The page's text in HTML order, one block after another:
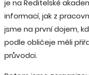
je na Ředitelské
informací, jak z
jsme na první dojem,
podle obličeje měli
průvodci.